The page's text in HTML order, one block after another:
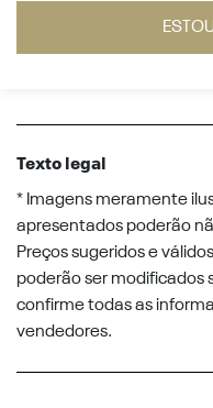
Texto legal
* Imagens meramente
apresentados poderão
Preços sugeridos e
poderão ser modificados
confirme todas as
vendedores.